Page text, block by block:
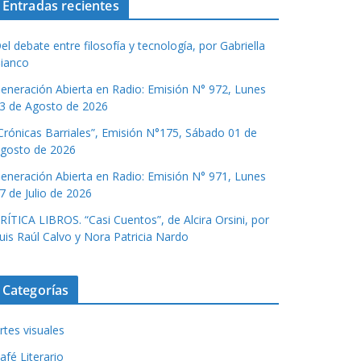
Entradas recientes
debate entre filosofía y tecnología, por Gabriella
Abierta en Radio: Emisión N° 972, Lunes
de Agosto de 2026
Barriales”, Emisión N°175, Sábado 01 de
de 2026
Abierta en Radio: Emisión N° 971, Lunes
de Julio de 2026
LIBROS. “Casi Cuentos”, de Alcira Orsini, por
Raúl Calvo y Nora Patricia Nardo
Categorías
visuales
Literario